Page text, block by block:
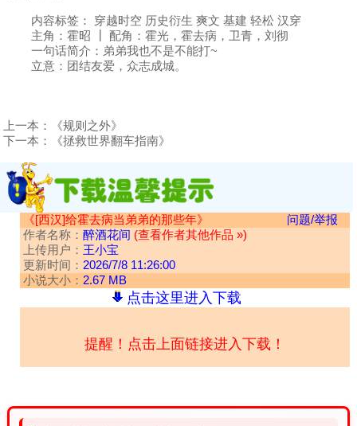
内容标签： 穿越时空 历史衍生 爽文 基建 轻松 汉穿
主角：霍昭 ┃ 配角：霍光，霍去病，卫青，刘彻
一句话简介：弟弟我也不是不能打~
立意：团结友爱，众志成城。
上一本：
《规则之外》
下一本：
《拯救世界翻车指南》
《[西汉]给霍去病当弟弟的那些年》
问题/举报
作者名称： 醉酒花间 (查看作者其他作品 »)
上传用户： 王小宝
更新时间： 2026/7/8 11:26:00
小说大小： 2.67 MB
点击这里进入下载
提醒！点击上面链接进入下载！